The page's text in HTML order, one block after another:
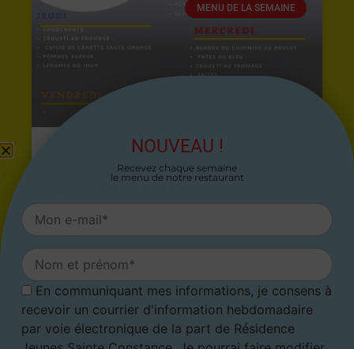
MENU DE LA SEMAINE
MENU DU LUNDI 27 AVRIL AU
26 avril 2026
ARTICLE PRÉCÉDENT
Menu du 15 août au 21 août 2022
ARTICLE SUIVANT
NOUVEAU !
Recevez chaque semaine
le menu de notre restaurant
En communiquant mes informations, je consens à
recevoir un courrier d'information hebdomadaire
par voie électronique de la part de Résidence